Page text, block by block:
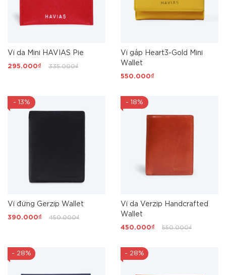
Ví da Mini HAVIAS Pie
295.000₫ 335.000₫
Ví gấp Heart3-Gold Mini
Wallet
550.000₫
- 13%
Ví đứng Gerzip Wallet
390.000₫ 450.000₫
- 18%
Ví da Verzip Handcrafted
Wallet
450.000₫ 550.000₫
- 28% - 28%